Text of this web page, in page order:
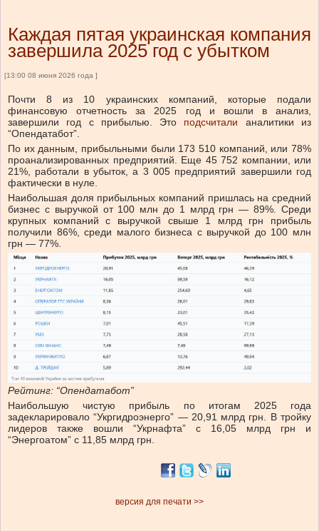
Каждая пятая украинская компания
завершила 2025 год с убытком
[13:00 08 июня 2026 года ]
Почти 8 из 10 украинских компаний, которые подали
финансовую отчетность за 2025 год и вошли в анализ,
завершили год с прибылью. Это подсчитали аналитики из
“Опендатабот”.
По их данным, прибыльными были 173 510 компаний, или 78%
проанализированных предприятий. Еще 45 752 компании, или
21%, работали в убыток, а 3 005 предприятий завершили год
фактически в нуле.
Наибольшая доля прибыльных компаний пришлась на средний
бизнес с выручкой от 100 млн до 1 млрд грн — 89%. Среди
крупных компаний с выручкой свыше 1 млрд грн прибыль
получили 86%, среди малого бизнеса с выручкой до 100 млн
грн — 77%.
Рейтинг: “Опендатабот”
Наибольшую чистую прибыль по итогам 2025 года
задекларировало “Укргидроэнерго” — 20,91 млрд грн. В тройку
лидеров также вошли “Укрнафта” с 16,05 млрд грн и
“Энергоатом” с 11,85 млрд грн.
версия для печати >>